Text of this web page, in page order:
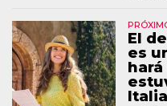
El
es
Italia